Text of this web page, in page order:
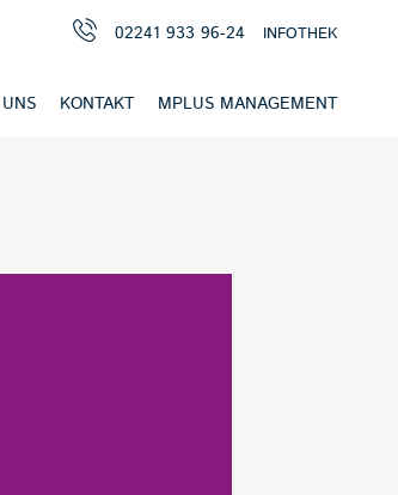
02241 933 96-24 INFOTHEK
KONTAKT MPLUS MANAGEMENT